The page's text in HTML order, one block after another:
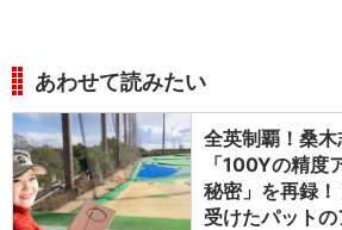
あわせて読みたい
全英制覇！桑
「100Yの精度
秘密」を再録
受けたパット